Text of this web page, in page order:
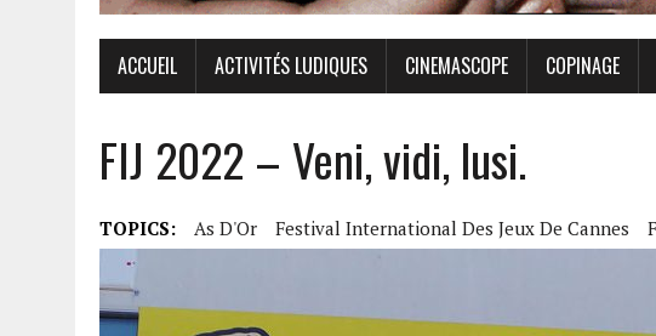
ACCUEIL ACTIVITÉS LUDIQUES CINEMASCOPE COPINAGE
FIJ 2022 – Veni, vidi, lusi.
TOPICS: As D'Or Festival International Des Jeux De Cannes